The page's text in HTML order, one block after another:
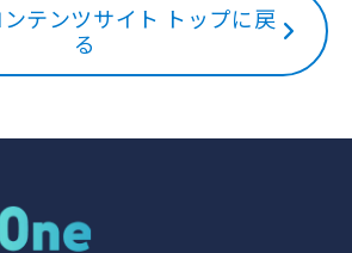
テンツサイト トップに戻
る